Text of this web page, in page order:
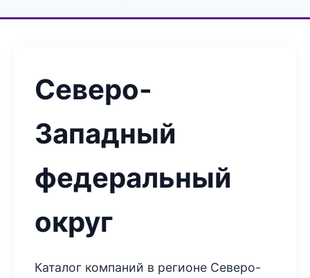
Северо-
Западный
федеральный
округ
Каталог компаний в регионе Северо-